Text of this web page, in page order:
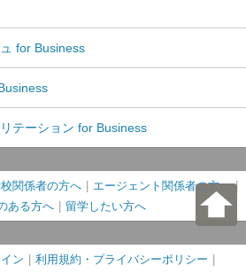
for Business
テーション for Business
関係者の方へ
エージェント関係者の方へ
ある方へ
留学したい方へ
ン 利用規約・プライバシーポリシー